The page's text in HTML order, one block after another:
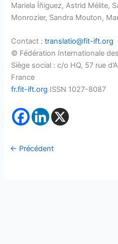
Mariela Íñiguez, Astrid Mélite,
Monrozier, Sandra Mouton,
Contact :translatio@fit-ift.org
© Fédération Internationale
Siège social : c/o HQ, 57 rue
France
fr.fit-ift.org ISSN 1027-8087
← Précédent